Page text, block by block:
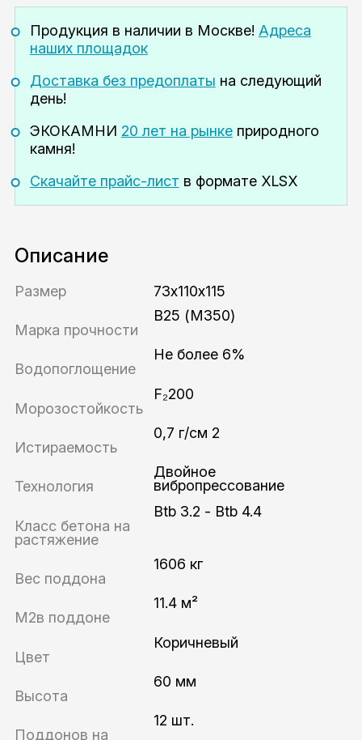
Продукция в наличии в Москве! Адреса
наших площадок
Доставка без предоплаты на следующий
день!
ЭКОКАМНИ 20 лет на рынкеприродного
камня!
Скачайте прайс-лист в формате XLSX
Описание
Размер 73х110х115
Марка прочности
В25 (М350)
Водопоглощение
Не более 6%
Морозостойкость
F₂200
Истираемость
0,7 г/см 2
Технология
Двойное
вибропрессование
Класс бетона на
растяжение
Btb 3.2 - Btb 4.4
Вес поддона
1606 кг
М2в поддоне
11.4 м²
Цвет
Коричневый
Высота
60 мм
Поддонов на
12 шт.